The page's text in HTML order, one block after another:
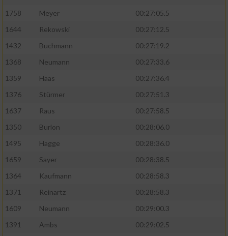
1758
Meyer
00:27:05.5
1644
Rekowski
00:27:12.5
1432
Buchmann
00:27:19.2
1368
Neumann
00:27:33.6
1359
Haas
00:27:36.4
1376
Stürmer
00:27:51.3
1637
Raus
00:27:58.5
1350
Burlon
00:28:06.0
1495
Hagge
00:28:36.0
1659
Sayer
00:28:38.5
1364
Kaufmann
00:28:58.3
1371
Reinartz
00:28:58.3
1609
Neumann
00:29:00.3
1391
Ambs
00:29:02.5